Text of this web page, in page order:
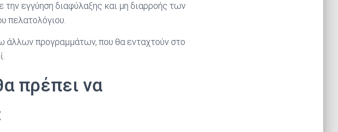
εγγύηση διαφύλαξης και μη διαρροής των
άλλων προγραμμάτων, που θα ενταχτούν στο
πρέπει να